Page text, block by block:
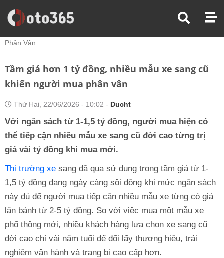
Trang Chủ
Thị Trường Xe
Phân Vân
Tầm giá hơn 1 tỷ đồng, nhiều mẫu xe sang cũ
khiến người mua phân vân
Thứ Hai, 22/06/2026 - 10:02 - Ducht
Với ngân sách từ 1-1,5 tỷ đồng, người mua hiện có
thể tiếp cận nhiều mẫu xe sang cũ đời cao từng trị
giá vài tỷ đồng khi mua mới.
Thị trường xe sang đã qua sử dụng trong tầm giá từ 1-
1,5 tỷ đồng đang ngày càng sôi động khi mức ngân sách
này đủ để người mua tiếp cận nhiều mẫu xe từng có giá
lăn bánh từ 2-5 tỷ đồng. So với việc mua một mẫu xe
phổ thông mới, nhiều khách hàng lựa chọn xe sang cũ
đời cao chỉ vài năm tuổi để đổi lấy thương hiệu, trải
nghiệm vận hành và trang bị cao cấp hơn.